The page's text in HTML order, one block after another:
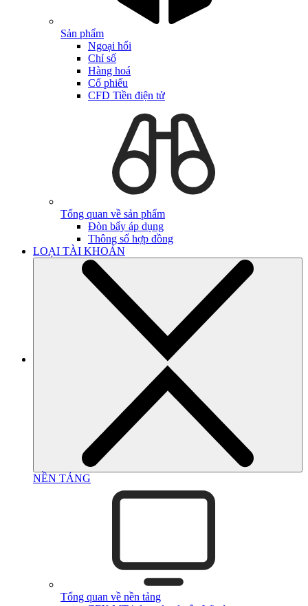
Sản phẩm
Ngoại hối
Chỉ số
Hàng hoá
Cổ phiếu
CFD Tiền điện tử
Tổng quan về sản phẩm
Đòn bẩy áp dụng
Thông số hợp đồng
LOẠI TÀI KHOẢN
NỀN TẢNG
Tổng quan về nền tảng